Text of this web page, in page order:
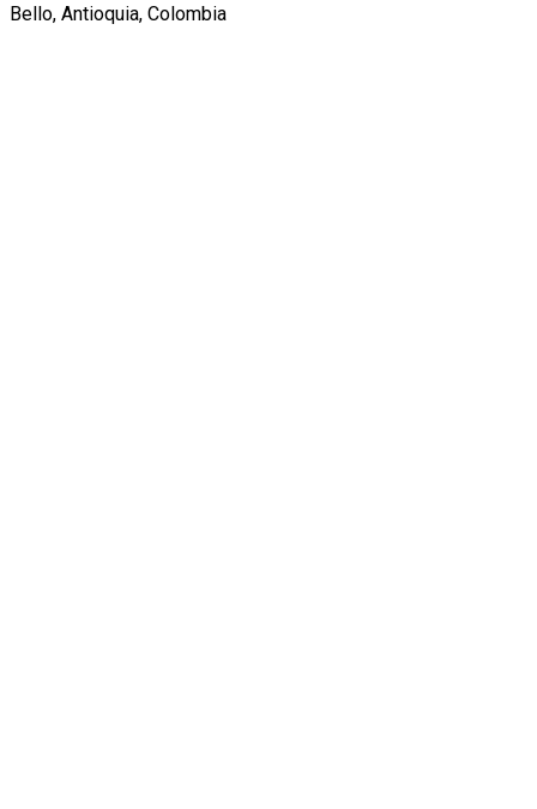
Bello, Antioquia, Colombia